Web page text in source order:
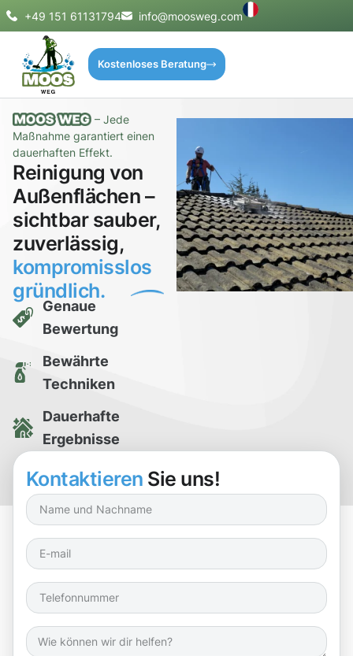
+49 151 61131794 info@moosweg.com
Kostenloses Beratung
– Jede
Maßnahme garantiert einen
dauerhaften Effekt.
Reinigung von
Außenflächen –
sichtbar sauber,
zuverlässig,
kompromisslos
gründlich.
Genaue
Bewertung
Bewährte
Techniken
Dauerhafte
Ergebnisse
Kostenlose
Reinigungsprobe
Kontaktieren Sie uns!